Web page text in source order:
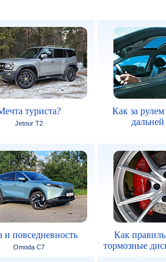
туриста?
Jetour T2
Как за
и повседневность
Omoda C7
Как
тормозные